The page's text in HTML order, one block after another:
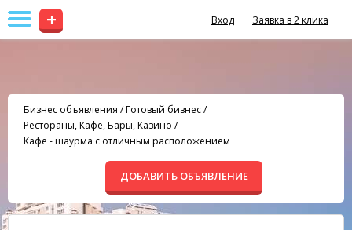
+ Вход Заявка в 2 клика
Бизнес объявления /Готовый бизнес/
Рестораны, Кафе, Бары, Казино /
Кафе - шаурма с отличным расположением
ДОБАВИТЬ ОБЪЯВЛЕНИЕ